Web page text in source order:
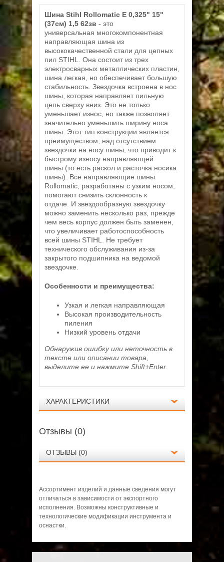
Шина Stihl Rollomatic E 0,325" 15"
(37см) 1,5 62зв - это
универсальная многокомпонентная
направляющая шина из
высококачественной стали для цепных
пил STIHL. Она состоит из трех
электросварных металлических пластин,
шина легкая, но обеспечивает большую
стабильность. Звездочка встроена в нос
шины, которая направляет пильную
цепь сверху вниз. Это не только
уменьшает износ, но также позволяет
значительно уменьшить ширину носа
шины. Этот тип конструкции является
преимуществом, над отсутствием
звездочки на носу шины, что приводит к
быстрому износу направляющей
шины (то есть раскол и расточка носика
шины). Все направляющие шины
Rollomatic, разработаны с узким носом,
помогают снизить склонность к
отдаче. И звездообразную звездочку
можно заменить несколько раз, прежде
чем весь корпус должен быть заменен,
что увеличивает работоспособность
всей шины STIHL. Не требует
технического обслуживания из-за
закрытого подшипника на ведомой
звездочке.
Особенности и преимущества:
Узкая и легкая направляющая
Высокая производительность
пиления
Низкий уровень отдачи
Обнаружив ошибку или неточность в
тексте или описании товара,
выделите ее и нажмите Shift+Enter.
ХАРАКТЕРИСТИКИ
Технические данные
Длина шины, дюйм/см
Количество звеньев, шт
Толщина цепи, мм 1.5
Отзывы (0)
ОТЗЫВЫ (0)
Ассортимент изделий и данные сведения могут
отличаться в зависимости от экспортного
исполнения. Возможны конструктивные и
технологические модификации инструмента и
оснастки.